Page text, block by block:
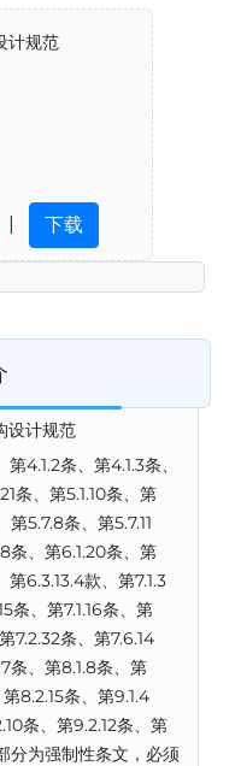
计规范
| 下载
设计规范
4.1.2条、第4.1.3条、
条、第5.1.10条、第
第5.7.8条、第5.7.11
条、第6.1.20条、第
6.3.13.4款、第7.1.3
条、第7.1.16条、第
7.2.32条、第7.6.14
条、第8.1.8条、第
8.2.15条、第9.1.4
条、第9.2.12条、第
分为强制性条文，必须